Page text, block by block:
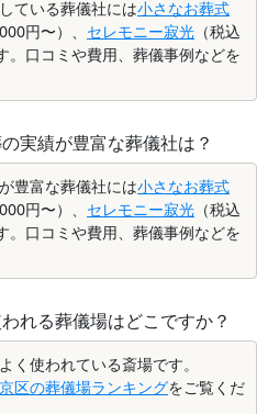
ている葬儀社には小さなお葬式
円〜）、 セレモニー寂光 （税込
。口コミや費用、葬儀事例などを
実績が豊富な葬儀社は？
豊富な葬儀社には小さなお葬式
円〜）、 セレモニー寂光 （税込
。口コミや費用、葬儀事例などを
れる葬儀場はどこですか？
く使われている斎場です。
区の葬儀場ランキングをご覧くだ